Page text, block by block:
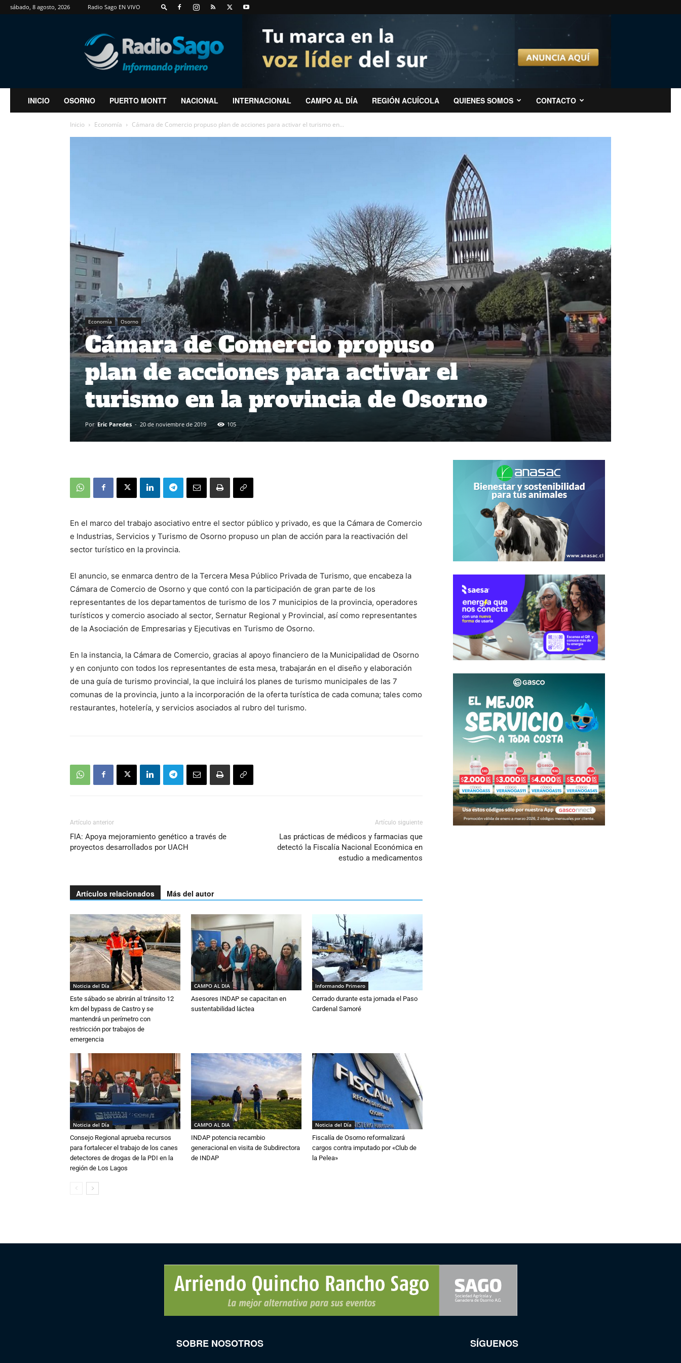
sábado, 8 agosto, 2026 Radio Sago EN VIVO
RadioSago
INICIO OSORNO PUERTO MONTT NACIONAL INTERNACIONAL CAMPO AL DÍA REGIÓN ACUÍCOLA QUIENES SOMOS CONTACTO
Inicio Economía Cámara de Comercio propuso plan de acciones para activar el turismo en...
Economía Osorno
Cámara de Comercio propuso
plan de acciones para activar el
turismo en la provincia de Osorno
Por Eric Paredes - 20 de noviembre de 2019 105
En el marco del trabajo asociativo entre el sector público y privado, es que la Cámara de Comercio
e Industrias, Servicios y Turismo de Osorno propuso un plan de acción para la reactivación del
sector turístico en la provincia.
El anuncio, se enmarca dentro de la Tercera Mesa Público Privada de Turismo, que encabeza la
Cámara de Comercio de Osorno y que contó con la participación de gran parte de los
representantes de los departamentos de turismo de los 7 municipios de la provincia, operadores
turísticos y comercio asociado al sector, Sernatur Regional y Provincial, así como representantes
de la Asociación de Empresarias y Ejecutivas en Turismo de Osorno.
En la instancia, la Cámara de Comercio, gracias al apoyo financiero de la Municipalidad de Osorno
y en conjunto con todos los representantes de esta mesa, trabajarán en el diseño y elaboración
de una guía de turismo provincial, la que incluirá los planes de turismo municipales de las 7
comunas de la provincia, junto a la incorporación de la oferta turística de cada comuna; tales como
restaurantes, hotelería, y servicios asociados al rubro del turismo.
Artículo anterior
FIA: Apoya mejoramiento genético a través de
proyectos desarrollados por UACH
Artículo siguiente
Las prácticas de médicos y farmacias que
detectó la Fiscalía Nacional Económica en
estudio a medicamentos
Artículos relacionados Más del autor
Noticia del Día
Este sábado se abrirán al tránsito 12
km del bypass de Castro y se
mantendrá un perímetro con
restricción por trabajos de
emergencia
CAMPO AL DIA
Asesores INDAP se capacitan en
sustentabilidad láctea
Informando Primero
Cerrado durante esta jornada el Paso
Cardenal Samoré
Noticia del Día
Consejo Regional aprueba recursos
para fortalecer el trabajo de los canes
detectores de drogas de la PDI en la
región de Los Lagos
CAMPO AL DIA
INDAP potencia recambio
generacional en visita de Subdirectora
de INDAP
Noticia del Día
Fiscalía de Osorno reformalizará
cargos contra imputado por «Club de
la Pelea»
SOBRE NOSOTROS SÍGUENOS